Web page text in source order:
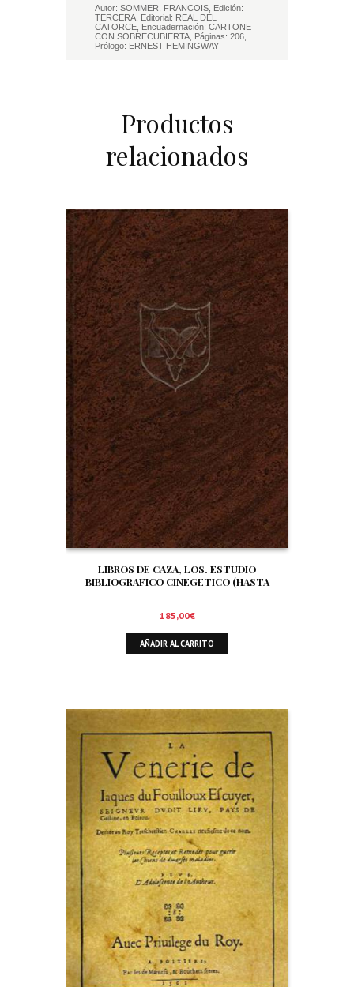
Autor: SOMMER, FRANCOIS, Edición:
TERCERA, Editorial: REAL DEL
CATORCE, Encuadernación: CARTONE
CON SOBRECUBIERTA, Páginas: 206,
Prólogo: ERNEST HEMINGWAY
Productos
relacionados
LIBROS DE CAZA, LOS. ESTUDIO
BIBLIOGRAFICO CINEGETICO (HASTA
185,00€
AÑADIR AL CARRITO